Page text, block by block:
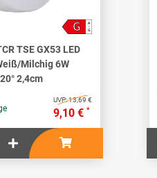
TSE GX53 LED
Milchig 6W
2,4cm
UVP:13,69 €
9,10 € *
A
↑
G
G